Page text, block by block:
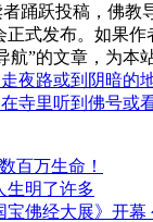
踊跃投稿，佛
式发布。如果
航”的文章，为本
夜路或到阴暗的
寺里听到佛号或
百万生命！
生明了许多
宝佛经大展》开幕